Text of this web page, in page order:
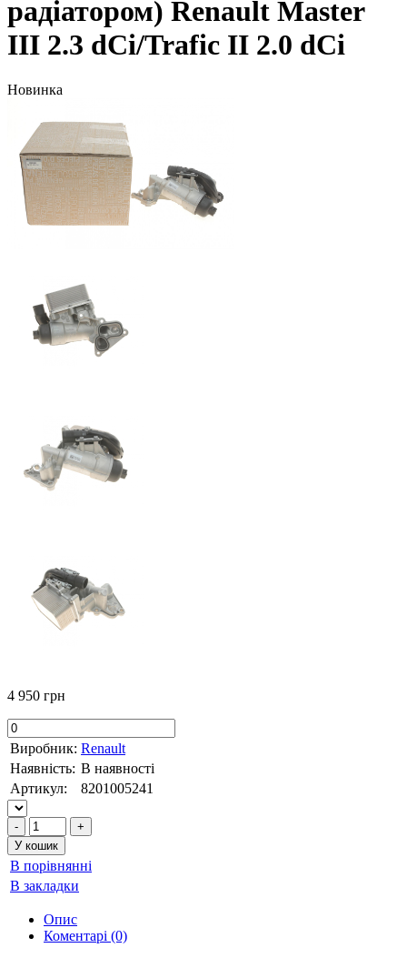
радіатором) Renault Master
III 2.3 dCi/Trafic II 2.0 dCi
Новинка
4 950 грн
Виробник: Renault
Наявність: В наявності
Артикул:
8201005241
В порівнянні
В закладки
Опис
Коментарі (0)